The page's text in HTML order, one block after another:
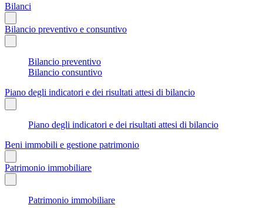
Bilanci
Bilancio preventivo e consuntivo
Bilancio preventivo
Bilancio consuntivo
Piano degli indicatori e dei risultati attesi di bilancio
Piano degli indicatori e dei risultati attesi di bilancio
Beni immobili e gestione patrimonio
Patrimonio immobiliare
Patrimonio immobiliare